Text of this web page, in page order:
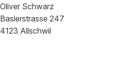
Oliver Schwarz
Baslerstrasse 247
4123 Allschwil